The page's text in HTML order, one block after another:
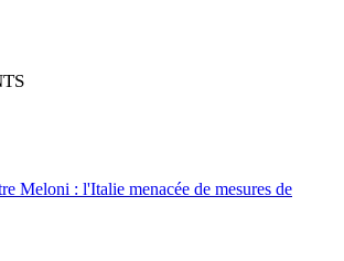
Meloni : l'Italie menacée de mesures de